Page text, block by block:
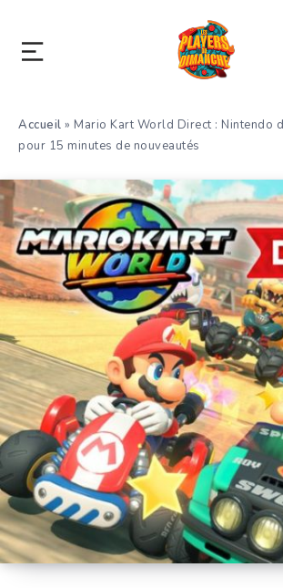
Accueil » Mario Kart World Direct : Nintendo
pour 15 minutes de nouveautés